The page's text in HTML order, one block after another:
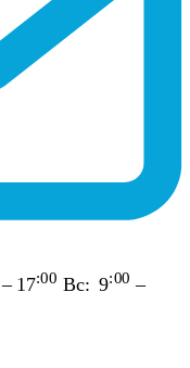
– 17:00 Вс: 9:00 –